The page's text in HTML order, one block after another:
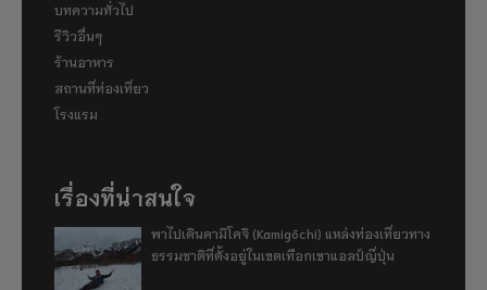
บทความทั่วไป
รีวิวอื่นๆ
ร้านอาหาร
สถานที่ท่องเที่ยว
โรงแรม
เรื่องที่น่าสนใจ
พาไปเดินคามิโคจิ (Kamigōchi) แหล่งท่องเที่ยวทาง
ธรรมชาติที่ตั้งอยู่ในเขตเทือกเขาแอลป์ญี่ปุ่น